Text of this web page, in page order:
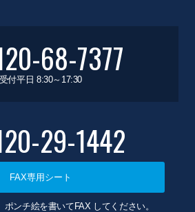
68-7377
受付平日 8:30～17:30
29-1442
FAX専用シート
ポンチ絵を書いてFAX してください。